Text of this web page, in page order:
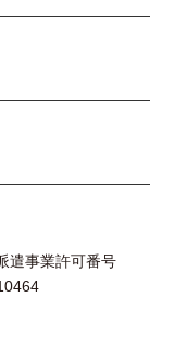
遣事業許可番号